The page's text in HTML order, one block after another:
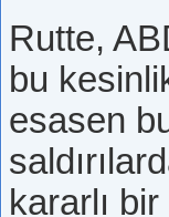
Rutte,
bu
esasen
kararlı